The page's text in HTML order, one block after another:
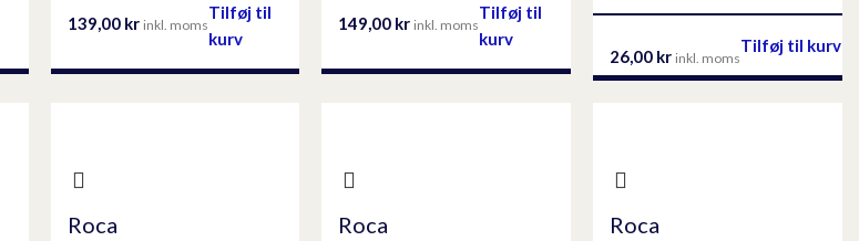
139,00 kr inkl. moms
Tilføj til
kurv
149,00 kr inkl. moms
Tilføj til
kurv
26,00 kr inkl. moms
Tilføj til kurv
Roca
Roca
Roca